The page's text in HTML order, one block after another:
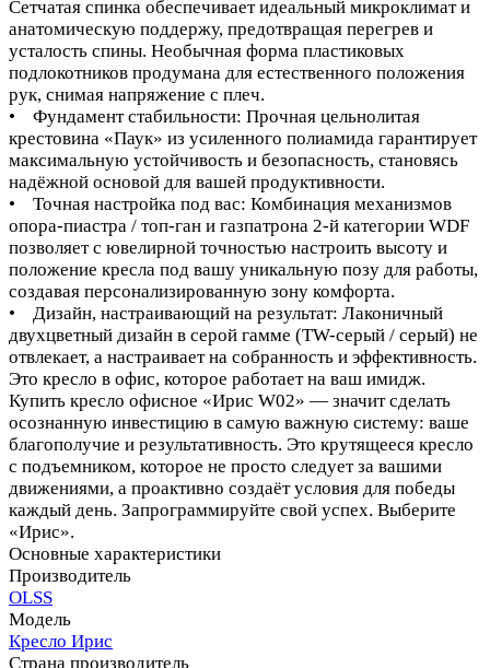
Сетчатая спинка обеспечивает идеальный микроклимат и
анатомическую поддержу, предотвращая перегрев и
усталость спины. Необычная форма пластиковых
подлокотников продумана для естественного положения
рук, снимая напряжение с плеч.
• Фундамент стабильности: Прочная цельнолитая
крестовина «Паук» из усиленного полиамида гарантирует
максимальную устойчивость и безопасность, становясь
надёжной основой для вашей продуктивности.
• Точная настройка под вас: Комбинация механизмов
опора-пиастра / топ-ган и газпатрона 2-й категории WDF
позволяет с ювелирной точностью настроить высоту и
положение кресла под вашу уникальную позу для работы,
создавая персонализированную зону комфорта.
• Дизайн, настраивающий на результат: Лаконичный
двухцветный дизайн в серой гамме (TW-серый / серый) не
отвлекает, а настраивает на собранность и эффективность.
Это кресло в офис, которое работает на ваш имидж.
Купить кресло офисное «Ирис W02» — значит сделать
осознанную инвестицию в самую важную систему: ваше
благополучие и результативность. Это крутящееся кресло
с подъемником, которое не просто следует за вашими
движениями, а проактивно создаёт условия для победы
каждый день. Запрограммируйте свой успех. Выберите
«Ирис».
Основные характеристики
Производитель
OLSS
Модель
Кресло Ирис
Страна производитель